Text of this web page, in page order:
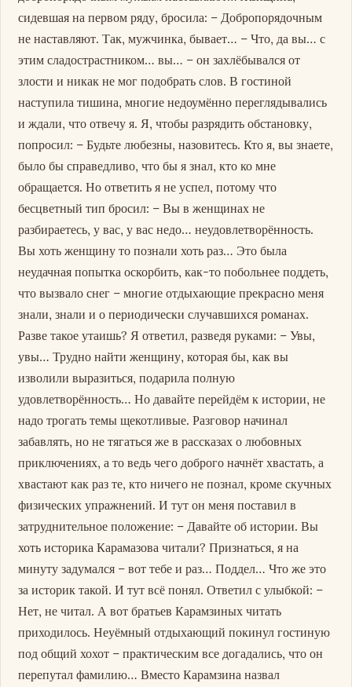
сидевшая на первом ряду, бросила: – Добропорядочным
не наставляют. Так, мужчинка, бывает… – Что, да вы… с
этим сладострастником… вы… – он захлёбывался от
злости и никак не мог подобрать слов. В гостиной
наступила тишина, многие недоумённо переглядывались
и ждали, что отвечу я. Я, чтобы разрядить обстановку,
попросил: – Будьте любезны, назовитесь. Кто я, вы знаете,
было бы справедливо, что бы я знал, кто ко мне
обращается. Но ответить я не успел, потому что
бесцветный тип бросил: – Вы в женщинах не
разбираетесь, у вас, у вас недо… неудовлетворённость.
Вы хоть женщину то познали хоть раз… Это была
неудачная попытка оскорбить, как-то побольнее поддеть,
что вызвало снег – многие отдыхающие прекрасно меня
знали, знали и о периодически случавшихся романах.
Разве такое утаишь? Я ответил, разведя руками: – Увы,
увы… Трудно найти женщину, которая бы, как вы
изволили выразиться, подарила полную
удовлетворённость… Но давайте перейдём к истории, не
надо трогать темы щекотливые. Разговор начинал
забавлять, но не тягаться же в рассказах о любовных
приключениях, а то ведь чего доброго начнёт хвастать, а
хвастают как раз те, кто ничего не познал, кроме скучных
физических упражнений. И тут он меня поставил в
затруднительное положение: – Давайте об истории. Вы
хоть историка Карамазова читали? Признаться, я на
минуту задумался – вот тебе и раз… Поддел… Что же это
за историк такой. И тут всё понял. Ответил с улыбкой: –
Нет, не читал. А вот братьев Карамзиных читать
приходилось. Неуёмный отдыхающий покинул гостиную
под общий хохот – практическим все догадались, что он
перепутал фамилию… Вместо Карамзина назвал